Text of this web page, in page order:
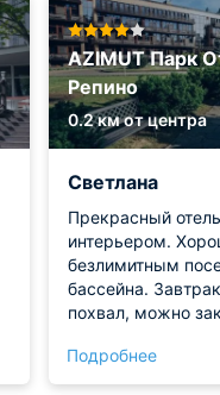
AZIMUT Парк
Репино
0.2 км от центра
Светлана
Прекрасный
интерьером.
безлимитным
бассейна.
похвал, можно
от городской
есть все
Подробнее